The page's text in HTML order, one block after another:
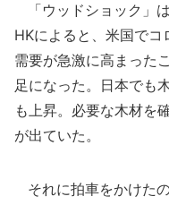
「ウッドショック」
HKによると、米国で
需要が急激に高まった
足になった。日本でも
も上昇。必要な木材を
が出ていた。
それに拍車をかけた